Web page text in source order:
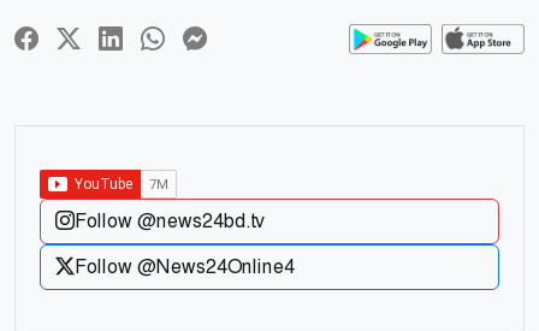
Follow @news24bd.tv
Follow @News24Online4